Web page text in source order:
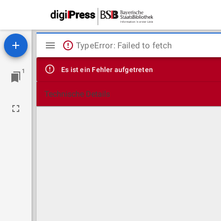
1
Mirador
Viewer
TypeError: Failed to fetch
Es ist ein Fehler aufgetreten
Technische Details